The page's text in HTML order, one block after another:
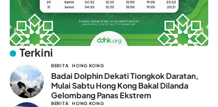
Terkini
BERITA HONG KONG
Badai Dolphin Dekati Tiongkok Daratan,
Mulai Sabtu Hong Kong Bakal Dilanda
Gelombang Panas Ekstrem
BERITA HONG KONG